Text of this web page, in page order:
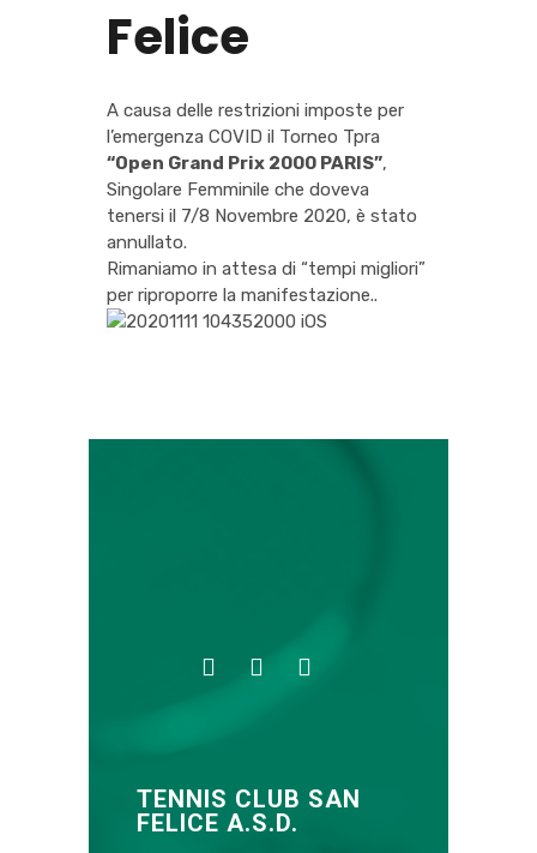
Felice
A causa delle restrizioni imposte per
l’emergenza COVID il Torneo Tpra
“Open Grand Prix 2000 PARIS”,
Singolare Femminile che doveva
tenersi il 7/8 Novembre 2020, è stato
annullato.
Rimaniamo in attesa di “tempi migliori”
per riproporre la manifestazione..
TENNIS CLUB SAN
FELICE A.S.D.